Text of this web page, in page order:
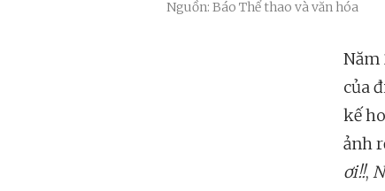
Nguồn: Báo Thể thao và văn hóa
Năm
của
kế
ảnh
ơi!!,